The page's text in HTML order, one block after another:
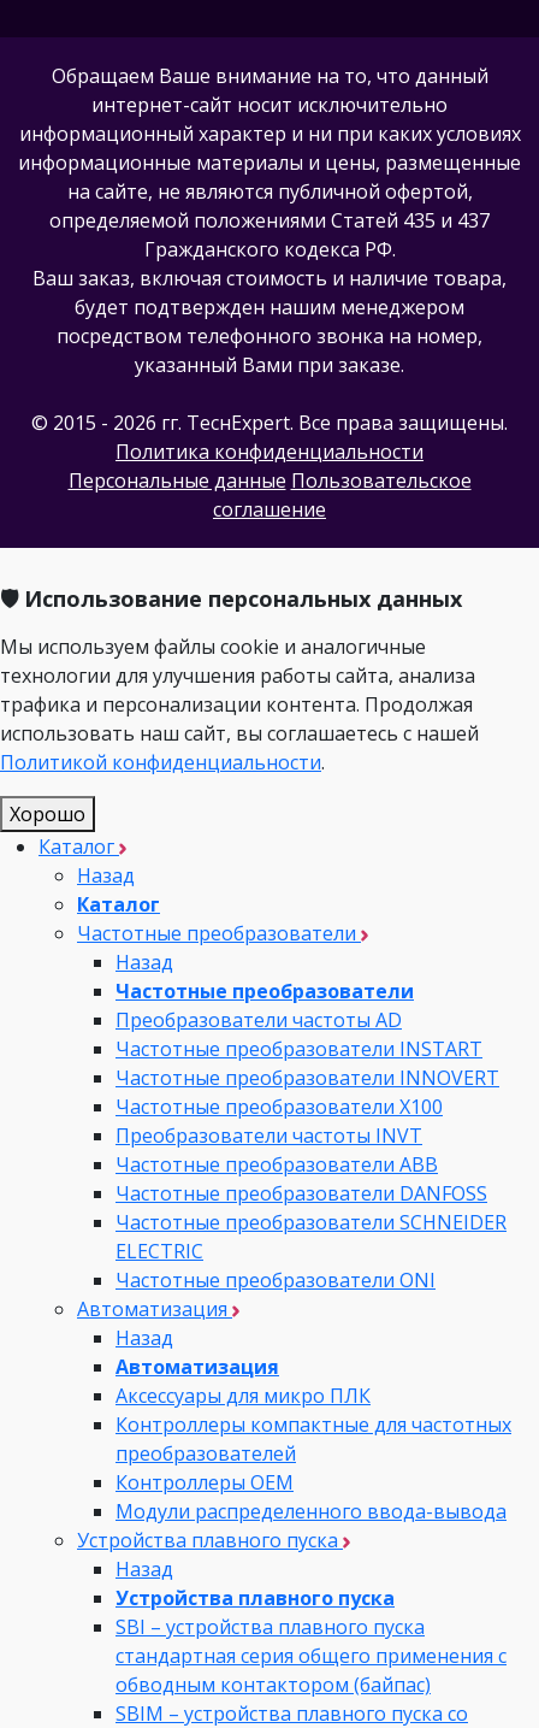
Обращаем Ваше внимание на то, что данный
интернет-сайт носит исключительно
информационный характер и ни при каких условиях
информационные материалы и цены, размещенные
на сайте, не являются публичной офертой,
определяемой положениями Статей 435 и 437
Гражданского кодекса РФ.
Ваш заказ, включая стоимость и наличие товара,
будет подтвержден нашим менеджером
посредством телефонного звонка на номер,
указанный Вами при заказе.
© 2015 - 2026 гг. ТеcнExpert. Все права защищены.
Политика конфиденциальности
Персональные данные Пользовательское
соглашение
🛡️ Использование персональных данных
Мы используем файлы cookie и аналогичные
технологии для улучшения работы сайта, анализа
трафика и персонализации контента. Продолжая
использовать наш сайт, вы соглашаетесь с нашей
Политикой конфиденциальности.
Хорошо
Каталог
Назад
Каталог
Частотные преобразователи
Назад
Частотные преобразователи
Преобразователи частоты AD
Частотные преобразователи INSTART
Частотные преобразователи INNOVERT
Частотные преобразователи Х100
Преобразователи частоты INVT
Частотные преобразователи ABB
Частотные преобразователи DANFOSS
Частотные преобразователи SCHNEIDER
ELECTRIC
Частотные преобразователи ONI
Автоматизация
Назад
Автоматизация
Аксессуары для микро ПЛК
Контроллеры компактные для частотных
преобразователей
Контроллеры ОЕМ
Модули распределенного ввода-вывода
Устройства плавного пуска
Назад
Устройства плавного пуска
SBI – устройства плавного пуска
стандартная серия общего применения с
обводным контактором (байпас)
SBIM – устройства плавного пуска со